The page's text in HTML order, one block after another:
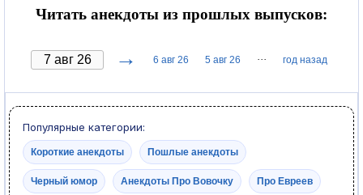
Читать анекдоты из прошлых выпусков:
→ 6 авг 26 5 авг 26 ··· год назад
Популярные категории:
Короткие анекдоты Пошлые анекдоты
Черный юмор Анекдоты Про Вовочку Про Евреев